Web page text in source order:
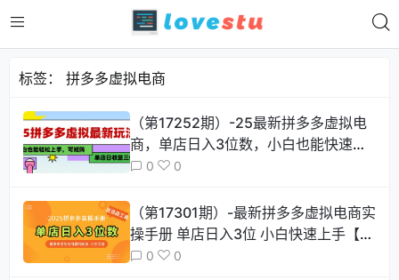
标签： 拼多多虚拟电商
（第17252期）-25最新拼多多虚拟电
商，单店日入3位数，小白也能快速上
手，教程.
0 0
（第17301期）-最新拼多多虚拟电商实
操手册 单店日入3位 小白快速上手【附
赠选品工具】
0 0